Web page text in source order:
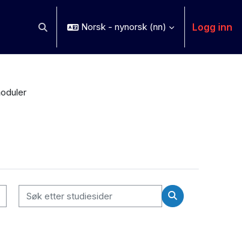
Veksle inndata for søk
Norsk - nynorsk ‎(nn)‎ Logg inn
Søk etter studiesider
Søk etter